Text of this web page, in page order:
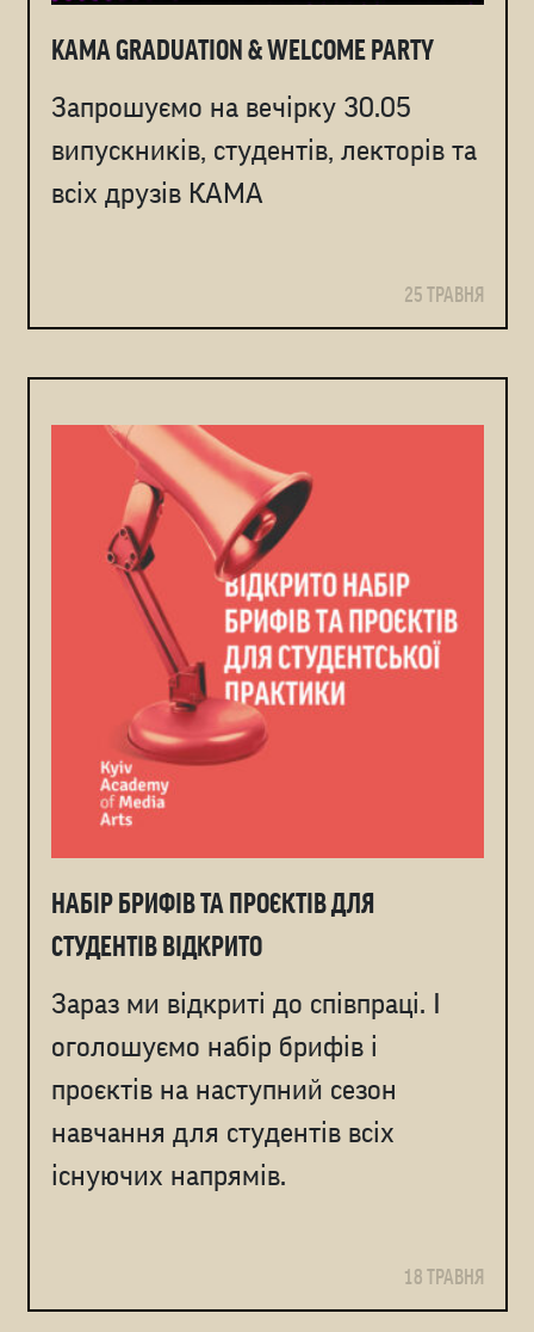
KAMA GRADUATION & WELCOME PARTY
Запрошуємо на вечірку 30.05
випускників, студентів, лекторів та
всіх друзів КАМА
25 ТРАВНЯ
НАБІР БРИФІВ ТА ПРОЄКТІВ ДЛЯ
СТУДЕНТІВ ВІДКРИТО
Зараз ми відкриті до співпраці. І
оголошуємо набір брифів і
проєктів на наступний сезон
навчання для студентів всіх
існуючих напрямів.
18 ТРАВНЯ